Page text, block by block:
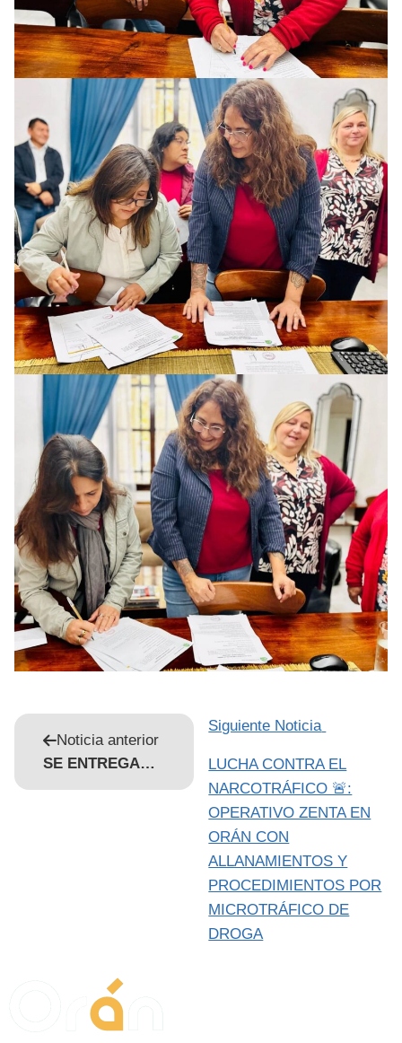
Noticia anterior
SE ENTREGARON CERTIFICADOS DEL CURSO DE PSICOLOGÍA SOCIAL
Siguiente Noticia
LUCHA CONTRA EL
NARCOTRÁFICO 🚨:
OPERATIVO ZENTA EN
ORÁN CON
ALLANAMIENTOS Y
PROCEDIMIENTOS POR
MICROTRÁFICO DE
DROGA